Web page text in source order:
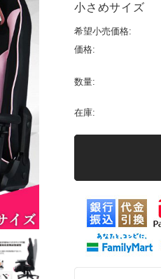
小さめサイズ
希望小売価格:
価格:
数量:
在庫: